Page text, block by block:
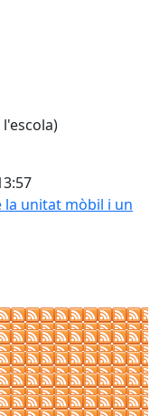
unitat mòbil i un